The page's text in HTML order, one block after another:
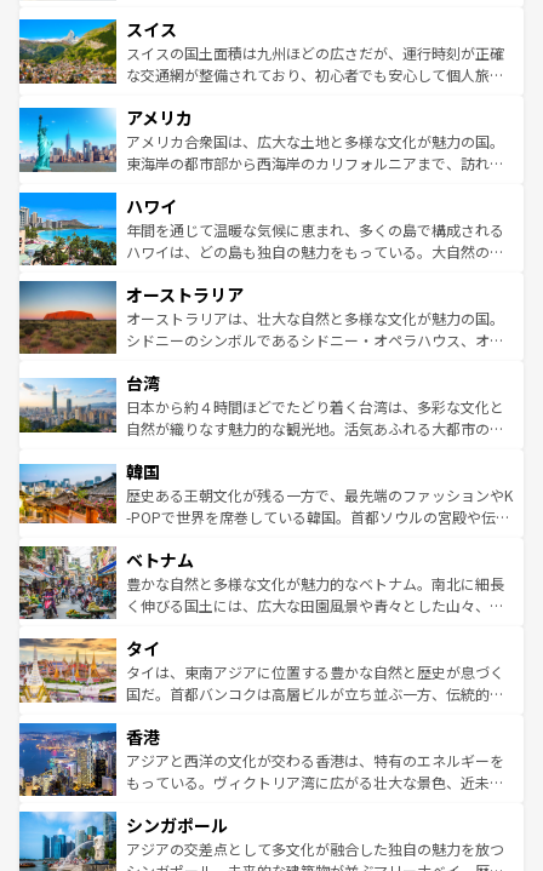
れる地方に足を運ぶとそれぞれで全く異なる文化を体験で
きるだろう。 なお、新着のフランス情報はコンテンツ一覧
を参照してほしい。
は、お酒好きな人にはぜひ体験してほしい。 なお、新着の
ドイツ情報はコンテンツ一覧を参照してほしい。
リアごとに異なる魅力がある。また、優雅なアフタヌーン
ティー、ビール好きにはたまらない英国パブ、サッカー観
戦など、本場だからこそできる体験も豊富。イギリスを旅
ンツ一覧を参照してほしい。
スイス
スイスの国土面積は九州ほどの広さだが、運行時刻が正確
な交通網が整備されており、初心者でも安心して個人旅行
の建物がそのまま残る町や、スイスならではのユニークな
博物館もあり、アルプス観光だけでなく町歩きも満喫する
ことができる。国民の所得が高いため物価も高いが、旅行
ば市内交通費無料で観光を楽しむこともできる。 なお、新
着のスイス情報はコンテンツ一覧 を参照してほしい。
アメリカ
アメリカ合衆国は、広大な土地と多様な文化が魅力の国。
東海岸の都市部から西海岸のカリフォルニアまで、訪れる
のような巨大都市は、観光、ショッピング、エンターテイ
ンメントが詰まった刺激的なスポットだ。一方、アメリカ
西部には大自然が広がり、グランドキャニオンやイエロー
部のニューオーリンズでは、音楽と美食が融合した独特の
文化が魅力。旅行者はアメリカの各地域で異なる魅力を楽
しみながら、その多様性と豊かな歴史を感じることができ
ならではの贅沢な旅のスタイルだ。 なお、新着のアメリカ
情報はコンテンツ一覧を参照してほしい。
ハワイ
年間を通じて温暖な気候に恵まれ、多くの島で構成される
ハワイは、どの島も独自の魅力をもっている。大自然の神
ワイ島は見逃せない。また、定番の観光地といえばオアフ
島だが、静かな自然を求めるならマウイ島やカウアイ島が
おすすめ。エメラルドグリーンに輝く海をはじめ、豊かな
れるおもてなしの心で訪れる人々を迎えてくれるハワイの
人々、おいしいローカルフードやハワイアンミュージッ
ク、伝統的なフラダンスなど、すべてがハワイの魅力を彩
ワイを、存分に味わってほしい。 なお、新着のハワイ情報
はコンテンツ一覧を参照してほしい。
オーストラリア
オーストラリアは、壮大な自然と多様な文化が魅力の国。
シドニーのシンボルであるシドニー・オペラハウス、オー
リアリーフや大陸中央部にそびえるウルル（エアーズロッ
ク）、タスマニアの美しい原生林やケアンズの熱帯雨林な
ど、見どころがたくさん。また、カフェやワイン、オージ
いる。アクティビティも充実しており、サーフィンやダイ
ビング、ハイキングなど、アウトドア好きにはたまらな
い。オーストラリアの多彩な魅力を存分に味わいつくそ
参照してほしい。
台湾
日本から約４時間ほどでたどり着く台湾は、多彩な文化と
自然が織りなす魅力的な観光地。活気あふれる大都市の台
ン）、静ひつな山岳地帯である台湾東部など、都市の喧騒
と山間の静けさが共存しており、訪れる人に新しい発見と
驚きをもたらしてくれる。また、奥深い台湾の食文化も魅
容にもいいと評判のスイーツなど、バラエティ豊かな料理
が味わえる。 なお、新着の台湾情報は コンテンツ一覧を参
照してほしい。
韓国
歴史ある王朝文化が残る一方で、最先端のファッションやK
-POPで世界を席巻している韓国。首都ソウルの宮殿や伝統
き、地方に足を延ばせば四季折々の自然美を楽しむことが
できる。そして、キムチや焼肉、絶品のストリートフード
まで、さまざまな韓国料理が待っている。夜には、韓国な
リティに包まれながら、韓国の多彩な魅力を心ゆくまで味
わってみてほしい。 なお、新着の韓国情報はコンテンツ一
覧を参照してほしい。
ベトナム
豊かな自然と多様な文化が魅力的なベトナム。南北に細長
く伸びる国土には、広大な田園風景や青々とした山々、世
急速な発展と共に伝統が息づく。ハノイの古い町並みやホ
ーチミン市のフランス統治時代の建物も、独特の雰囲気を
醸し出している。また、バラエティの豊かさとおいしさで
とつ。フォーやバインミー、ベトナムコーヒーなどは、ぜ
ひ現地で味わいたい。どの地域を訪れてもあたたかい人々
が旅行者を迎えてくれるので、きっと忘れられない旅にな
参照してほしい。
タイ
タイは、東南アジアに位置する豊かな自然と歴史が息づく
国だ。首都バンコクは高層ビルが立ち並ぶ一方、伝統的な
の活気が交差している。北部ではチェンマイなどの山岳地
帯で自然と触れ合い、南部ではプーケットやクラビの美し
いビーチでリゾート気分を楽しむことができる。タイ料理
激する。気候は一年中温暖で、どの季節にも異なる楽しみ
が待っている。親しみやすいタイの人々、仏教を中心とし
香港
アジアと西洋の文化が交わる香港は、特有のエネルギーを
もっている。ヴィクトリア湾に広がる壮大な景色、近未来
み、どこを訪れても感動するはず。観光スポットが密集し
ており、効率よく見どころを回れるのも魅力。息をのむよ
シンガポール
アジアの交差点として多文化が融合した独自の魅力を放つ